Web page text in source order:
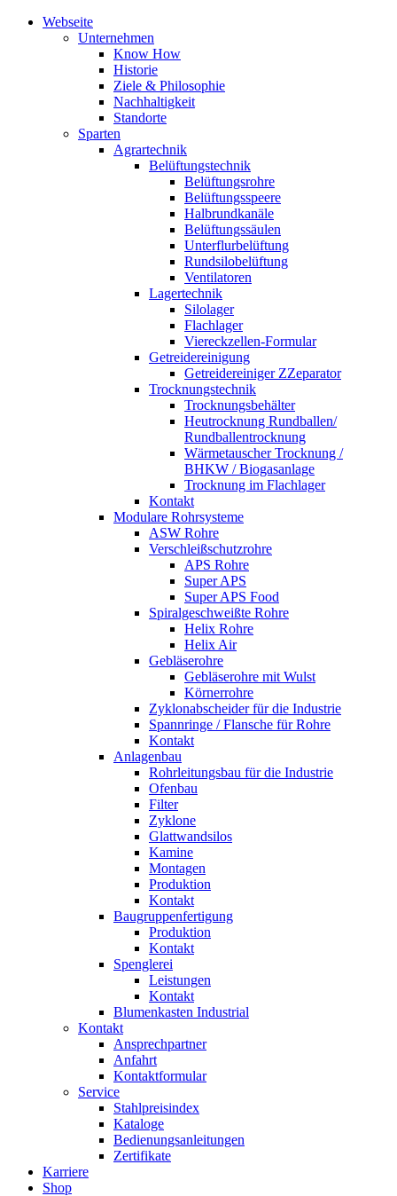
Webseite
Unternehmen
Know How
Historie
Ziele & Philosophie
Nachhaltigkeit
Standorte
Sparten
Agrartechnik
Belüftungstechnik
Belüftungsrohre
Belüftungsspeere
Halbrundkanäle
Belüftungssäulen
Unterflurbelüftung
Rundsilobelüftung
Ventilatoren
Lagertechnik
Silolager
Flachlager
Viereckzellen-Formular
Getreidereinigung
Getreidereiniger ZZeparator
Trocknungstechnik
Trocknungsbehälter
Heutrocknung Rundballen/
Rundballentrocknung
Wärmetauscher Trocknung /
BHKW / Biogasanlage
Trocknung im Flachlager
Kontakt
Modulare Rohrsysteme
ASW Rohre
Verschleißschutzrohre
APS Rohre
Super APS
Super APS Food
Spiralgeschweißte Rohre
Helix Rohre
Helix Air
Gebläserohre
Gebläserohre mit Wulst
Körnerrohre
Zyklonabscheider für die Industrie
Spannringe / Flansche für Rohre
Kontakt
Anlagenbau
Rohrleitungsbau für die Industrie
Ofenbau
Filter
Zyklone
Glattwandsilos
Kamine
Montagen
Produktion
Kontakt
Baugruppenfertigung
Produktion
Kontakt
Spenglerei
Leistungen
Kontakt
Blumenkasten Industrial
Kontakt
Ansprechpartner
Anfahrt
Kontaktformular
Service
Stahlpreisindex
Kataloge
Bedienungsanleitungen
Zertifikate
Karriere
Shop